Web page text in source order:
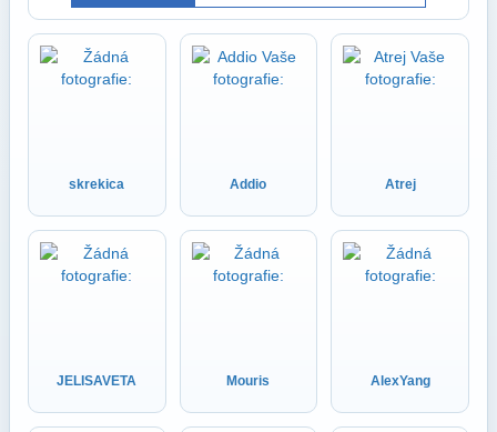
skrekica Addio Atrej
JELISAVETA Mouris AlexYang